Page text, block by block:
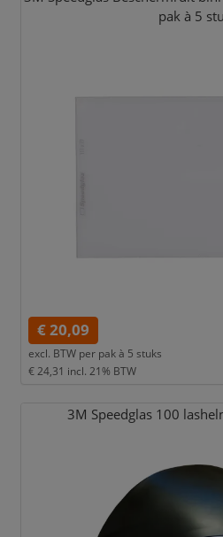
pak à 5
€ 20,09
excl. BTW per pak à 5 stuks
€ 24,31 incl. 21% BTW
3M Speedglas 100